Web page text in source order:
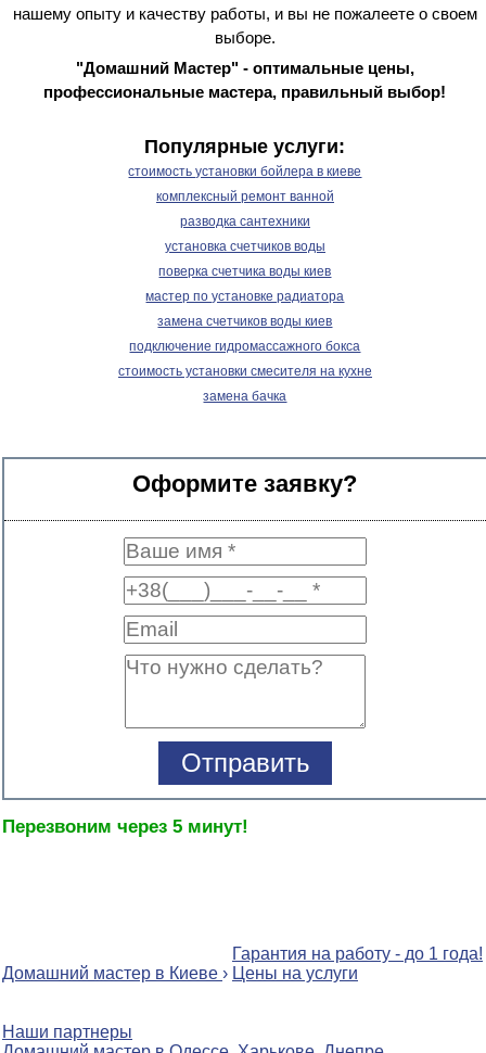
нашему опыту и качеству работы, и вы не пожалеете о своем
выборе.
"Домашний Мастер" - оптимальные цены,
профессиональные мастера, правильный выбор!
Популярные услуги:
стоимость установки бойлера в киеве
комплексный ремонт ванной
разводка сантехники
установка счетчиков воды
поверка счетчика воды киев
мастер по установке радиатора
замена счетчиков воды киев
подключение гидромассажного бокса
стоимость установки смесителя на кухне
замена бачка
Оформите заявку?
Перезвоним через 5 минут!
Домашний мастер в Киеве ›
Гарантия на работу - до 1 года!
Цены на услуги
Наши партнеры